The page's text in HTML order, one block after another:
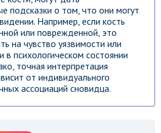
подсказки о том, что они могут
Например, если кость
или поврежденной, это
на чувство уязвимости или
в психологическом состоянии
точная интерпретация
от индивидуального
ассоциаций сновидца.